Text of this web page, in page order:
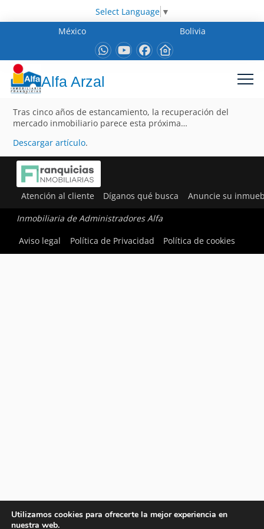
Select Language ▼
México
Bolivia
Alfa Arzal
Tras cinco años de estancamiento, la recuperación del
mercado inmobiliario parece esta próxima…
Descargar artículo.
Atención al cliente Díganos qué busca Anuncie su
Inmobiliaria de Administradores Alfa
Aviso legal
Política de Privacidad Política de cookies
Utilizamos cookies para ofrecerte la mejor experiencia en
nuestra web.